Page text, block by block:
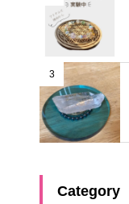
3
Category